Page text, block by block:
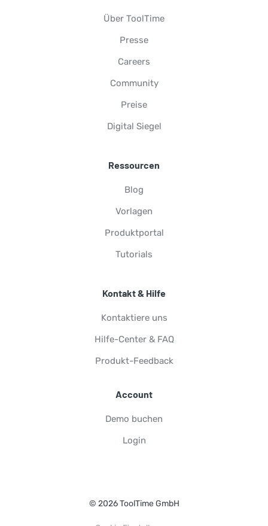
Über ToolTime
Presse
Careers
Community
Preise
Digital Siegel
Ressourcen
Blog
Vorlagen
Produktportal
Tutorials
Kontakt & Hilfe
Kontaktiere uns
Hilfe-Center & FAQ
Produkt-Feedback
Account
Demo buchen
Login
© 2026 ToolTime GmbH